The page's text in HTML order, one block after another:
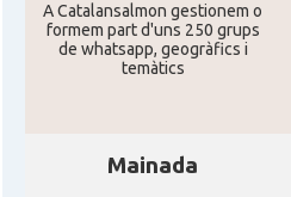
CAMON
CAMON
A Catalansalmon gestionem o
formem part d'uns 250 grups
de whatsapp, geogràfics i
temàtics
Mainada